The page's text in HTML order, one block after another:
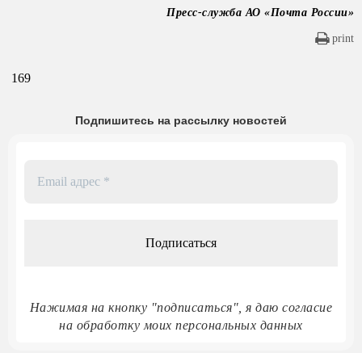
Пресс-служба АО «Почта России»
print
169
Подпишитесь на рассылку новостей
Нажимая на кнопку "подписаться", я даю согласие
на обработку моих персональных данных